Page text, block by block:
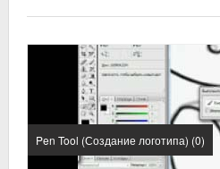
Pen Tool (Создание логотипа) (0)